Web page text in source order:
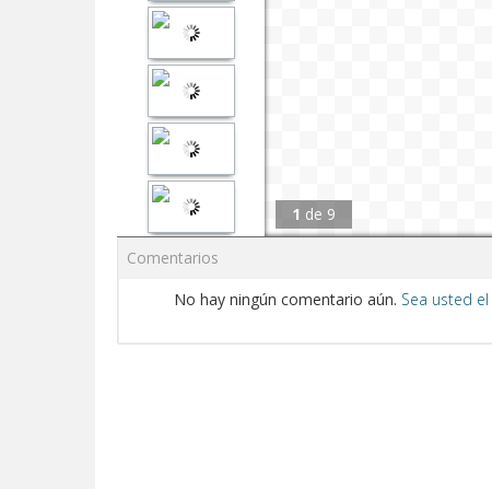
1 de 9
Comentarios
No hay ningún comentario aún. Sea usted